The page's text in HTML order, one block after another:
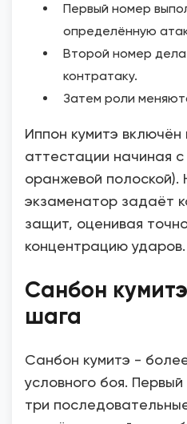
Первый номер
определённую
Второй номер
контратаку.
Затем роли
Иппон кумитэ включён
аттестации начиная
оранжевой полоской).
экзаменатор задаёт
защит, оценивая
концентрацию ударов.
Санбон
шага
Санбон кумитэ -
условного боя.
три